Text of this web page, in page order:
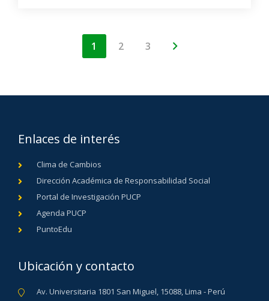
1 2 3
Enlaces de interés
Clima de Cambios
Dirección Académica de Responsabilidad Social
Portal de Investigación PUCP
Agenda PUCP
PuntoEdu
Ubicación y contacto
Av. Universitaria 1801 San Miguel, 15088, Lima - Perú